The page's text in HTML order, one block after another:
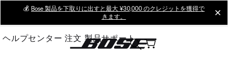
Main
💰 Bose 製品を下取りに出すと最大 ¥30,000 のクレジットを獲得で
きます。
ヘルプセンター 注文 製品サポート